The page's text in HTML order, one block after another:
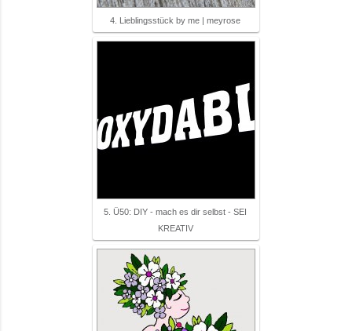
4. Lieblingsstück by me | meyrose
5. Ü50: DIY - mach es dir selbst - SEI
KREATIV